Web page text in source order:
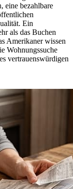
eine bezahlbare
Ein
als das Buchen
Amerikaner wissen
Wohnungssuche
vertrauenswürdigen